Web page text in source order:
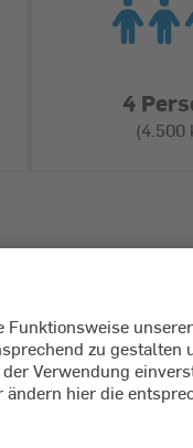
4
(4.500